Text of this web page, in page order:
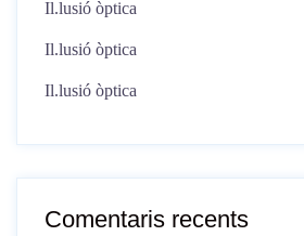
Il.lusió òptica
Il.lusió òptica
Il.lusió òptica
Comentaris recents